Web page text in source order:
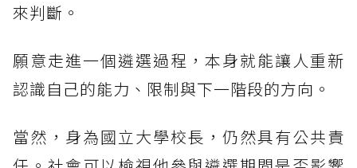
來判斷。
願意走進一個遴選過程，本身就能讓人重新
認識自己的能力、限制與下一階段的方向。
當然，身為國立大學校長，仍然具有公共責